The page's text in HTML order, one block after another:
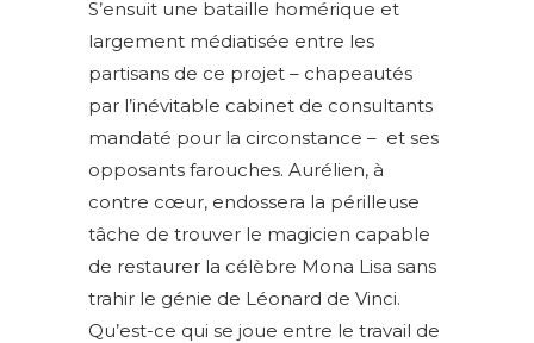
S’ensuit une bataille homérique et
largement médiatisée entre les
partisans de ce projet – chapeautés
par l’inévitable cabinet de consultants
mandaté pour la circonstance – et ses
opposants farouches. Aurélien, à
contre cœur, endossera la périlleuse
tâche de trouver le magicien capable
de restaurer la célèbre Mona Lisa sans
trahir le génie de Léonard de Vinci.
Qu’est-ce qui se joue entre le travail de